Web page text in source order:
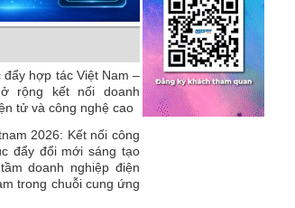
đẩy hợp tác Việt Nam –
rộng kết nối doanh
tử và công nghệ cao
2026: Kết nối công
đẩy đổi mới sáng tạo
doanh nghiệp điện
trong chuỗi cung ứng